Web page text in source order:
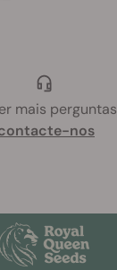
mais perguntas
nos